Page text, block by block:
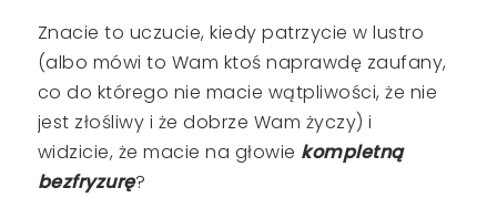
Znacie to uczucie, kiedy patrzycie w lustro
(albo mówi to Wam ktoś naprawdę zaufany,
co do którego nie macie wątpliwości, że nie
jest złośliwy i że dobrze Wam życzy) i
widzicie, że macie na głowie kompletną
bezfryzurę?